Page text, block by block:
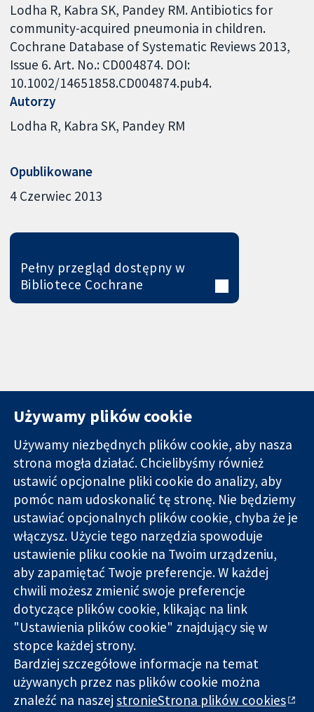
Lodha R, Kabra SK, Pandey RM. Antibiotics for
community-acquired pneumonia in children.
Cochrane Database of Systematic Reviews 2013,
Issue 6. Art. No.: CD004874. DOI:
10.1002/14651858.CD004874.pub4.
Autorzy
Lodha R Kabra SK Pandey RM
Opublikowane
4 Czerwiec 2013
Pełny przegląd dostępny w
Bibliotece Cochrane
Wiarygodne dane
naukowe.
Świadome
decyzje.
Lepsze zdrowie.
11-13 Cavendish
Square
Londyn
W1G 0AN
Wielka Brytania
Kontakt
Nowości
Biuro
prasowe
O nas
Praca
Cochrane
Library
Cochrane Collaboration to organizacja charytatywna (nr
1045921) i spółka z ograniczoną odpowiedzialnością (nr
03044323) zarejestrowana w Anglii i Walii. Numer rejestracyjny
VAT GB 718
Używamy plików cookie
Używamy niezbędnych plików cookie, aby nasza
strona mogła działać. Chcielibyśmy również
ustawić opcjonalne pliki cookie do analizy, aby
pomóc nam udoskonalić tę stronę. Nie będziemy
ustawiać opcjonalnych plików cookie, chyba że je
włączysz. Użycie tego narzędzia spowoduje
ustawienie pliku cookie na Twoim urządzeniu,
aby zapamiętać Twoje preferencje. W każdej
chwili możesz zmienić swoje preferencje
dotyczące plików cookie, klikając na link
"Ustawienia plików cookie" znajdujący się w
stopce każdej strony.
Bardziej szczegółowe informacje na temat
używanych przez nas plików cookie można
znaleźć na naszejstronieStrona plików cookies